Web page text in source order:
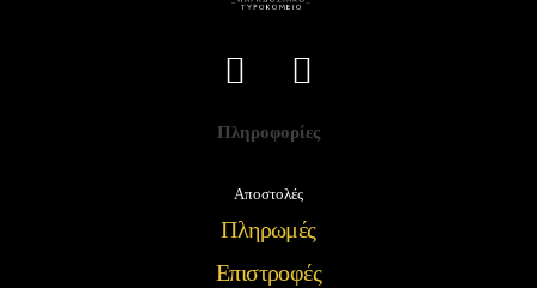
Πληροφορίες
Αποστολές
Πληρωμές
Επιστροφές